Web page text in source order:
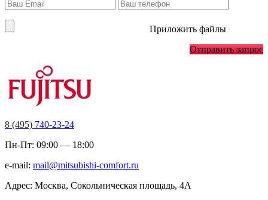
Приложить файлы
Отправить запрос
8 (495) 740-23-24
Пн-Пт: 09:00 — 18:00
e-mail: mail@mitsubishi-comfort.ru
Адрес: Москва, Сокольническая площадь, 4А